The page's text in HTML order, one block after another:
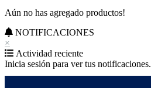
Aún no has agregado productos!
NOTIFICACIONES
×
Actividad reciente
Inicia sesión para ver tus notificaciones.